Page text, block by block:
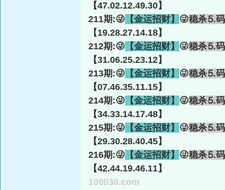
【47.02.12.49.30】
211期:😜 【金运招财】 😜稳杀⒌码
【19.28.27.14.18】
212期:😜 【金运招财】 😜稳杀⒌码
【31.06.25.23.12】
213期:😜 【金运招财】 😜稳杀⒌码
【07.46.35.11.15】
214期:😜 【金运招财】 😜稳杀⒌码
【34.33.14.17.48】
215期:😜 【金运招财】 😜稳杀⒌码
【29.30.28.40.45】
216期:😜 【金运招财】 😜稳杀⒌码
【42.44.19.46.11】
100038.com